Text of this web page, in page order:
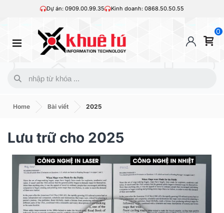
Dự án: 0909.00.99.35 Kinh doanh: 0868.50.50.55
0
Home Bài viết 2025
Lưu trữ cho 2025